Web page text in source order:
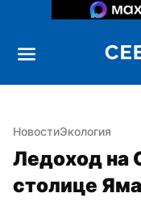
НовостиЭкология
Ледоход на
столице